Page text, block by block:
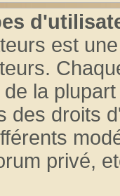
est
la
des droits
privé,